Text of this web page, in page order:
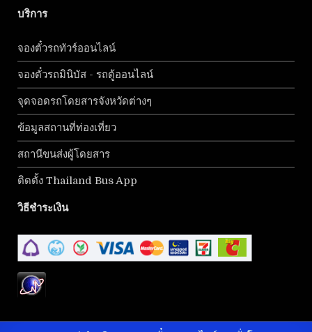
บริการ
จองตั๋วรถทัวร์ออนไลน์
จองตั๋วรถมินิบัส - รถตู้ออนไลน์
จุดจอดรถโดยสารจังหวัดต่างๆ
ข้อมูลสถานที่ท่องเที่ยว
สถานีขนส่งผู้โดยสาร
ติดตั้ง Thailand Bus App
วิธีชำระเงิน